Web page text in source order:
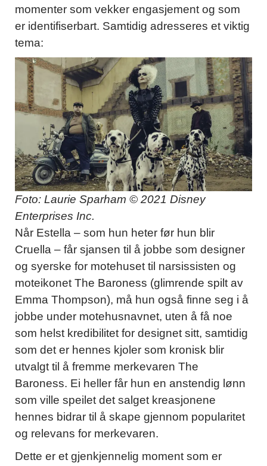
momenter som vekker engasjement og som
er identifiserbart. Samtidig adresseres et viktig
tema:
Foto: Laurie Sparham © 2021 Disney
Enterprises Inc.
Når Estella – som hun heter før hun blir
Cruella – får sjansen til å jobbe som designer
og syerske for motehuset til narsissisten og
moteikonet The Baroness (glimrende spilt av
Emma Thompson), må hun også finne seg i å
jobbe under motehusnavnet, uten å få noe
som helst kredibilitet for designet sitt, samtidig
som det er hennes kjoler som kronisk blir
utvalgt til å fremme merkevaren The
Baroness. Ei heller får hun en anstendig lønn
som ville speilet det salget kreasjonene
hennes bidrar til å skape gjennom popularitet
og relevans for merkevaren.
Dette er et gjenkjennelig moment som er